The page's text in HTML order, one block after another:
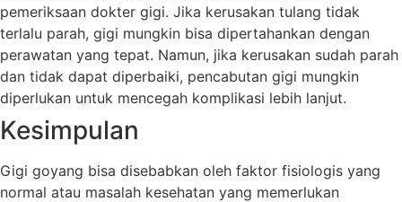
pemeriksaan dokter gigi. Jika kerusakan tulang tidak
terlalu parah, gigi mungkin bisa dipertahankan dengan
perawatan yang tepat. Namun, jika kerusakan sudah parah
dan tidak dapat diperbaiki, pencabutan gigi mungkin
diperlukan untuk mencegah komplikasi lebih lanjut.
Kesimpulan
Gigi goyang bisa disebabkan oleh faktor fisiologis yang
normal atau masalah kesehatan yang memerlukan